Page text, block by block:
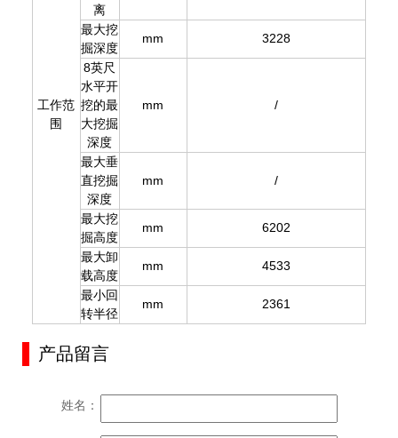
工作范
围
离
最大挖
掘深度
mm 3228
8英尺
水平开
挖的最
大挖掘
深度
mm /
最大垂
直挖掘
深度
mm /
最大挖
掘高度
mm 6202
最大卸
载高度
mm 4533
最小回
转半径
mm 2361
产品留言
姓名：